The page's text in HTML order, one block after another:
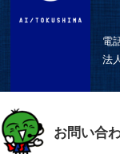
電
法
お問い合